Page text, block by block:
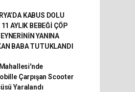
KABUS DOLU
11 AYLIK BEBEĞİ ÇÖP
YANINA
BABA TUTUKLANDI
Çarpışan Scooter
Yaralandı